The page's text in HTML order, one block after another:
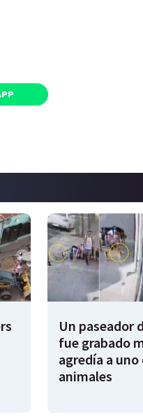
Un paseador
fue grabado
agredía a uno
animales